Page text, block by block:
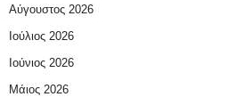
Αύγουστος 2026
Ιούλιος 2026
Ιούνιος 2026
Μάιος 2026